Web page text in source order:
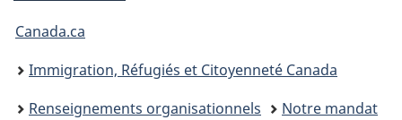
Vous
êtes
ici :
Canada.ca
Immigration, Réfugiés et Citoyenneté Canada
Renseignements organisationnels
Notre mandat